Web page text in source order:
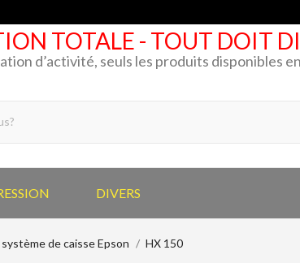
TOTALE - TOUT DOIT
d’activité, seuls les produits disponibles
DIVERS
de caisse Epson HX 150